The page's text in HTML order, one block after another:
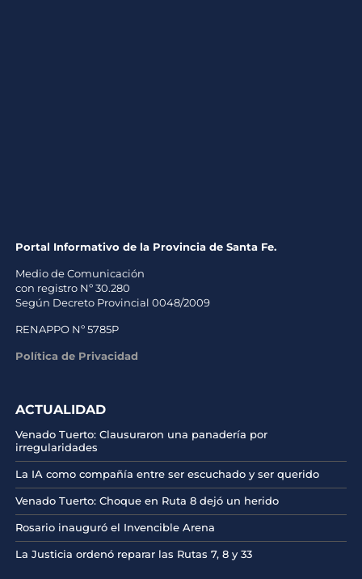
Portal Informativo de la Provincia de Santa Fe.
Medio de Comunicación
con registro Nº 30.280
Según Decreto Provincial 0048/2009
RENAPPO Nº 5785P
Política de Privacidad
ACTUALIDAD
Venado Tuerto: Clausuraron una panadería por
irregularidades
La IA como compañía entre ser escuchado y ser querido
Venado Tuerto: Choque en Ruta 8 dejó un herido
Rosario inauguró el Invencible Arena
La Justicia ordenó reparar las Rutas 7, 8 y 33